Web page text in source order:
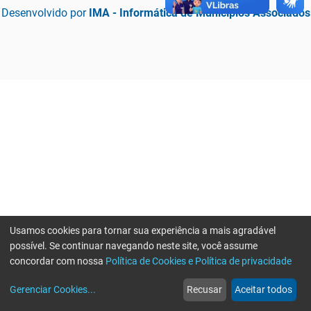
Desenvolvido por IMA - Informática de Municípios Associados
web
Notícias
more_horiz
Mais
Usamos cookies para tornar sua experiência a mais agradável
possível. Se continuar navegando neste site, você assume
concordar com nossa Política de Cookies e Política de privacidade
Gerenciar Cookies... Recusar Aceitar todos
Erro ao enviar informações, por favor tente novamente